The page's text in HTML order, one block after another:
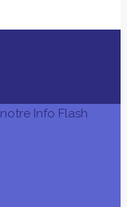
Info Flash